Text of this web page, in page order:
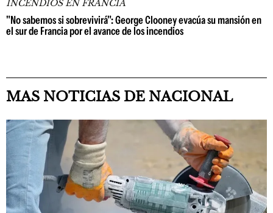
INCENDIOS EN FRANCIA
"No sabemos si sobrevivirá": George Clooney evacúa su mansión en
el sur de Francia por el avance de los incendios
MAS NOTICIAS DE NACIONAL